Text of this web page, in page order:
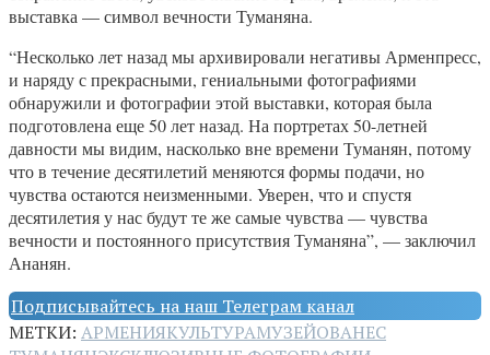
выставка — символ вечности Туманяна.
“Несколько лет назад мы архивировали негативы Арменпресс,
и наряду с прекрасными, гениальными фотографиями
обнаружили и фотографии этой выставки, которая была
подготовлена еще 50 лет назад. На портретах 50-летней
давности мы видим, насколько вне времени Туманян, потому
что в течение десятилетий меняются формы подачи, но
чувства остаются неизменными. Уверен, что и спустя
десятилетия у нас будут те же самые чувства — чувства
вечности и постоянного присутствия Туманяна”, — заключил
Ананян.
Подписывайтесь на наш Телеграм канал
МЕТКИ: АРМЕНИЯКУЛЬТУРАМУЗЕЙОВАНЕС